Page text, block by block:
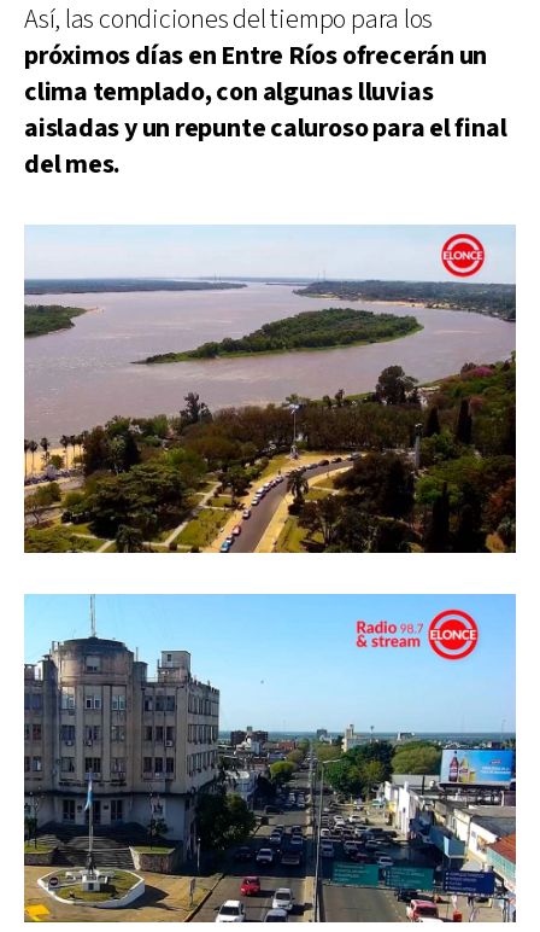
Así, las condiciones del tiempo para los
próximos días en Entre Ríos ofrecerán un
clima templado, con algunas lluvias
aisladas y un repunte caluroso para el final
del mes.